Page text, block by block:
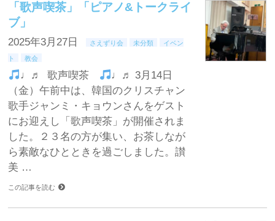
「歌声喫茶」「ピアノ&トークライ
ブ」
2025年3月27日 さえずり会 未分類 イベン
ト 教会
♩♬ 歌声喫茶
♩♬ 3月14日
（金）午前中は、韓国のクリスチャン
歌手ジャンミ・キョウンさんをゲスト
にお迎えし「歌声喫茶」が開催されま
した。２３名の方が集い、お茶しなが
ら素敵なひとときを過ごしました。讃
美 …
この記事を読む